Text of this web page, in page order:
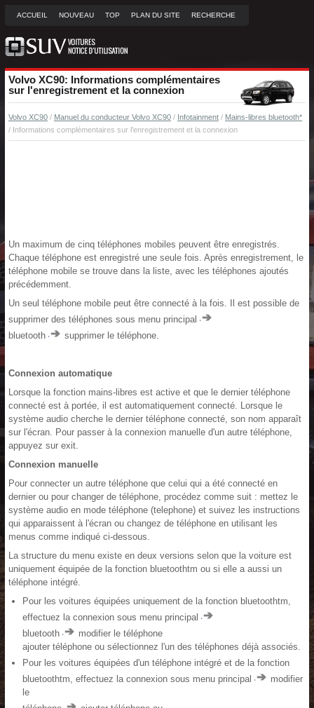
ACCUEIL NOUVEAU TOP PLAN DU SITE RECHERCHE
Volvo XC90: Informations complémentaires
sur l'enregistrement et la connexion
Volvo XC90 / Manuel du conducteur Volvo XC90 / Infotainment / Mains-libres bluetooth*
/ Informations complémentaires sur l'enregistrement et la connexion
Un maximum de cinq téléphones mobiles peuvent être enregistrés.
Chaque téléphone est enregistré une seule fois. Après enregistrement, le
téléphone mobile se trouve dans la liste, avec les téléphones ajoutés
précédemment.
Un seul téléphone mobile peut être connecté à la fois. Il est possible de
supprimer des téléphones sous menu principal
bluetooth
supprimer le téléphone.
Connexion automatique
Lorsque la fonction mains-libres est active et que le dernier téléphone
connecté est à portée, il est automatiquement connecté. Lorsque le
système audio cherche le dernier téléphone connecté, son nom apparaît
sur l'écran. Pour passer à la connexion manuelle d'un autre téléphone,
appuyez sur exit.
Connexion manuelle
Pour connecter un autre téléphone que celui qui a été connecté en
dernier ou pour changer de téléphone, procédez comme suit : mettez le
système audio en mode téléphone (telephone) et suivez les instructions
qui apparaissent à l'écran ou changez de téléphone en utilisant les
menus comme indiqué ci-dessous.
La structure du menu existe en deux versions selon que la voiture est
uniquement équipée de la fonction bluetoothtm ou si elle a aussi un
téléphone intégré.
Pour les voitures équipées uniquement de la fonction bluetoothtm,
effectuez la connexion sous menu principal
bluetooth
modifier le téléphone
ajouter téléphone ou sélectionnez l'un des téléphones déjà associés.
Pour les voitures équipées d'un téléphone intégré et de la fonction
bluetoothtm, effectuez la connexion sous menu principal
modifier
le